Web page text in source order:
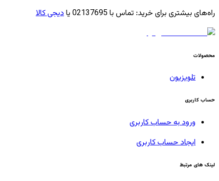
راه‌های بیشتری برای خرید: تماس با 02137695 یا دیجی کالا
محصولات
تلویزیون
حساب کاربری
ورود به حساب کاربری
ایجاد حساب کاربری
لینک های مرتبط